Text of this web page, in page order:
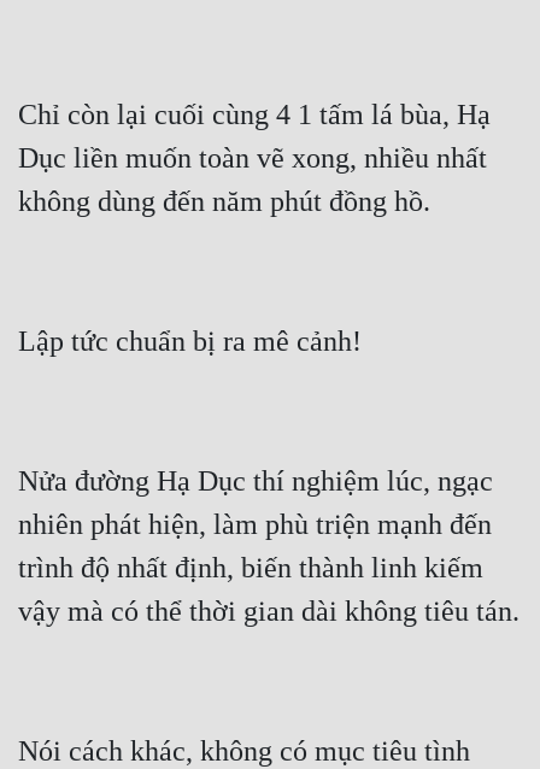
Chỉ còn lại cuối cùng 4 1 tấm lá bùa, Hạ
Dục liền muốn toàn vẽ xong, nhiều nhất
không dùng đến năm phút đồng hồ.
Lập tức chuẩn bị ra mê cảnh!
Nửa đường Hạ Dục thí nghiệm lúc, ngạc
nhiên phát hiện, làm phù triện mạnh đến
trình độ nhất định, biến thành linh kiếm
vậy mà có thể thời gian dài không tiêu tán.
Nói cách khác, không có mục tiêu tình